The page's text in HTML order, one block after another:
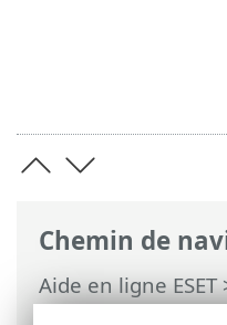
Chemin de
Aide en ligne ESET
Security>